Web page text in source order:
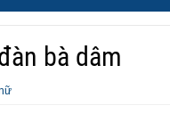
bà dâm